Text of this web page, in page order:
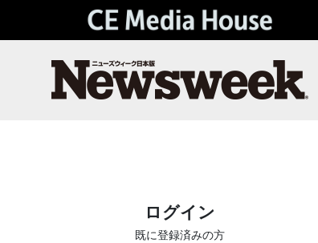
ログイン
既に登録済みの方